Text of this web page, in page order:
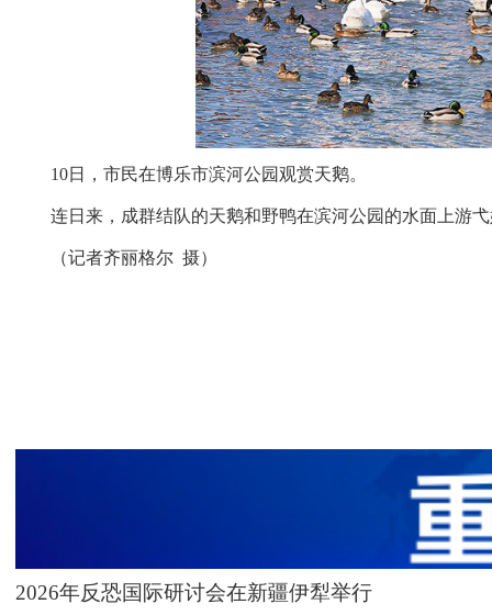
10日，市民在博乐市滨河公园观赏天鹅。
连日来，成群结队的天鹅和野鸭在滨河公园的水面上游弋
（记者齐丽格尔 摄）
2026年反恐国际研讨会在新疆伊犁举行